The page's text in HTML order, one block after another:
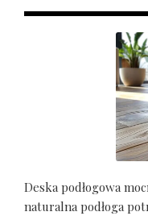
Deska podłogowa
naturalna podłoga